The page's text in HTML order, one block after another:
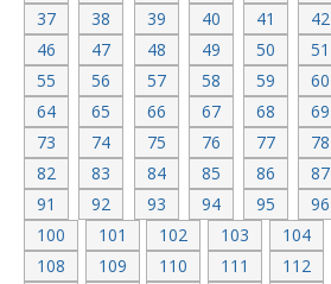
37
38 39 40 41 42
46
47 48 49 50 51
55
56 57 58 59 60
64
65 66 67 68 69
73
74 75 76 77 78
82
83 84 85 86 87
91
92 93 94 95 96
100
101 102 103 104
108
109 110 111 112